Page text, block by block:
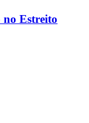
no Estreito